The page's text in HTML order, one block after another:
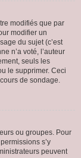
modifiés que par
modifier un
du sujet (c’est
n’a voté, l’auteur
seuls les
le supprimer. Ceci
de sondage.
ou groupes. Pour
s’y
peuvent